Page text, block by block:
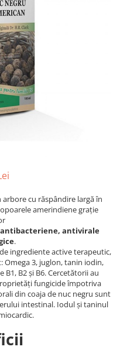
arbore cu răspândire largă în
amerindiene grație
antibacteriene, antivirale
.
ingrediente active terapeutic,
3, juglon, tanin iodin,
B2 și B6. Cercetătorii au
fungicide împotriva
din coaja de nuc negru sunt
intestinal. Iodul și taninul